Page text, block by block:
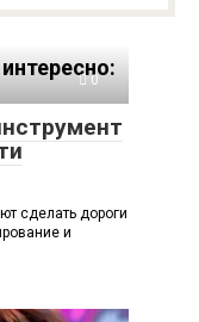
0
сделать дороги
и